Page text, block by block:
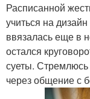
Расписанной
учиться на
ввязалась еще в
остался
суеты. Стремлюсь
через общение с